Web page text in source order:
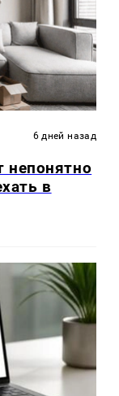
6 дней назад
непонятно
в